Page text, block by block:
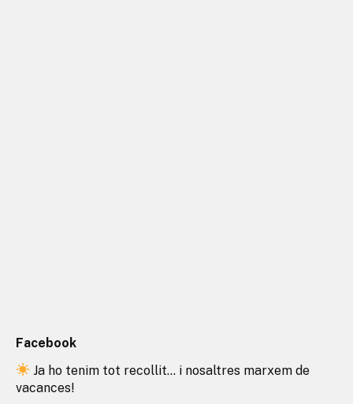
Facebook
Ja ho tenim tot recollit… i nosaltres marxem de
vacances!